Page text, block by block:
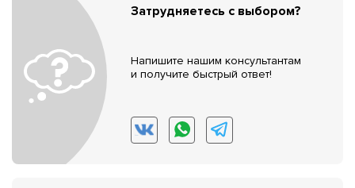
Затрудняетесь с выбором?
Напишите нашим консультантам
и получите быстрый ответ!